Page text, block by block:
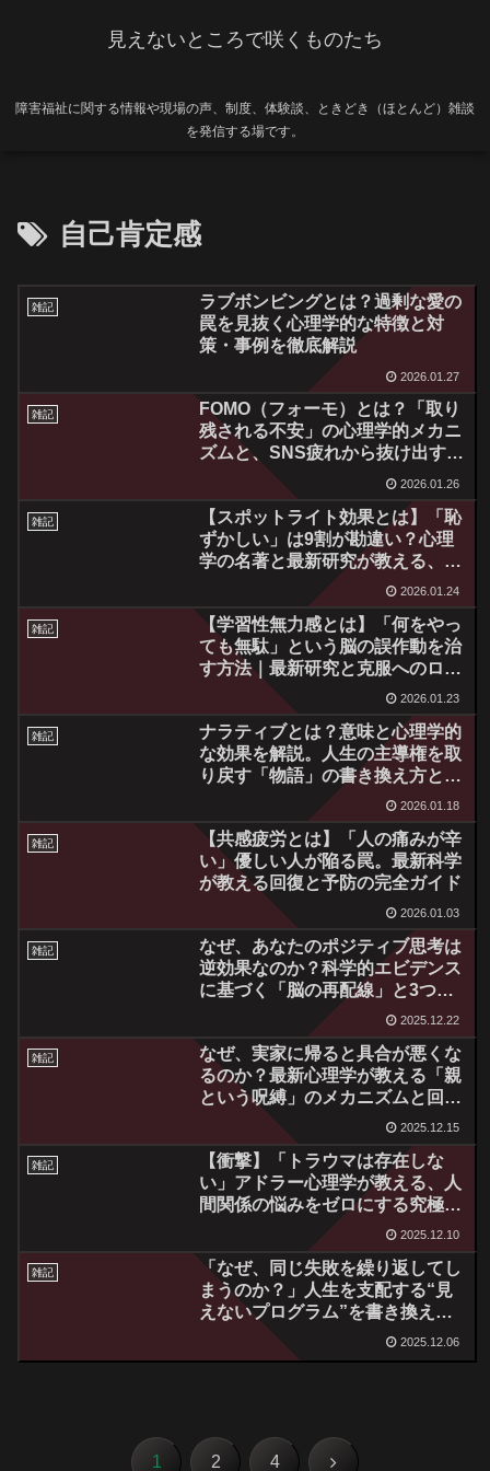
見えないところで咲くものたち
障害福祉に関する情報や現場の声、制度、体験談、ときどき（ほとんど）雑談
を発信する場です。
自己肯定感
雑記
ラブボンビングとは？過剰な愛の
罠を見抜く心理学的な特徴と対
策・事例を徹底解説
2026.01.27
雑記
FOMO（フォーモ）とは？「取り
残される不安」の心理学的メカニ
ズムと、SNS疲れから抜け出す
JOMOの思考法
2026.01.26
雑記
【スポットライト効果とは】「恥
ずかしい」は9割が勘違い？心理
学の名著と最新研究が教える、他
人の目を気にせず生きるための完
2026.01.24
雑記
【学習性無力感とは】「何をやっ
ても無駄」という脳の誤作動を治
す方法｜最新研究と克服へのロー
ドマップ
2026.01.23
雑記
ナラティブとは？意味と心理学的
な効果を解説。人生の主導権を取
り戻す「物語」の書き換え方と最
2026.01.18
雑記
【共感疲労とは】「人の痛みが辛
い」優しい人が陥る罠。最新科学
が教える回復と予防の完全ガイド
2026.01.03
雑記
なぜ、あなたのポジティブ思考は
逆効果なのか？科学的エビデンス
に基づく「脳の再配線」と3つの
2025.12.22
雑記
なぜ、実家に帰ると具合が悪くな
るのか？最新心理学が教える「親
という呪縛」のメカニズムと回復
への科学的アプローチ
2025.12.15
雑記
【衝撃】「トラウマは存在しな
い」アドラー心理学が教える、人
間関係の悩みをゼロにする究極の
2025.12.10
雑記
「なぜ、同じ失敗を繰り返してし
まうのか？」人生を支配する“見
えないプログラム”を書き換え、
本当の自分を取り戻す『ビリーフ
リセット』の科学
2025.12.06
1 2 4 次